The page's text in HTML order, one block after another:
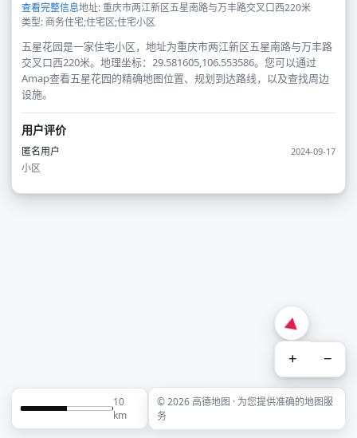
查看完整信息地址: 重庆市两江新区五星南路与万丰路交叉口西220米
类型: 商务住宅;住宅区;住宅小区
五星花园是一家住宅小区，地址为重庆市两江新区五星南路与万丰路
交叉口西220米。地理坐标：29.581605,106.553586。您可以通过
Amap查看五星花园的精确地图位置、规划到达路线，以及查找周边
设施。
用户评价
匿名用户 2024-09-17
小区
+ −
10
km
© 2026 高德地图 · 为您提供准确的地图服
务